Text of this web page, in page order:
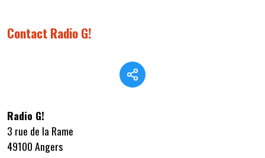
Contact Radio G!
Radio G!
3 rue de la Rame
49100 Angers